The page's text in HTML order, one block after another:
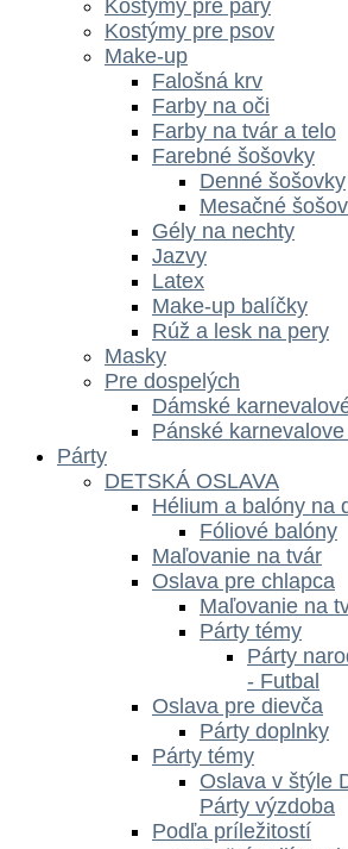
Kostýmy pre páry
Kostýmy pre psov
Make-up
Falošná krv
Farby na oči
Farby na tvár a telo
Farebné šošovky
Denné šošovky
Mesačné
Gély na nechty
Jazvy
Latex
Make-up balíčky
Rúž a lesk na pery
Masky
Pre dospelých
Dámské
Pánské
Párty
DETSKÁ OSLAVA
Hélium a balóny na
Fóliové balóny
Maľovanie na tvár
Oslava pre chlapca
Maľovanie na
Párty témy
Párty
- Futbal
Oslava pre dievča
Párty doplnky
Párty témy
Oslava v štýle
Párty výzdoba
Podľa príležitostí